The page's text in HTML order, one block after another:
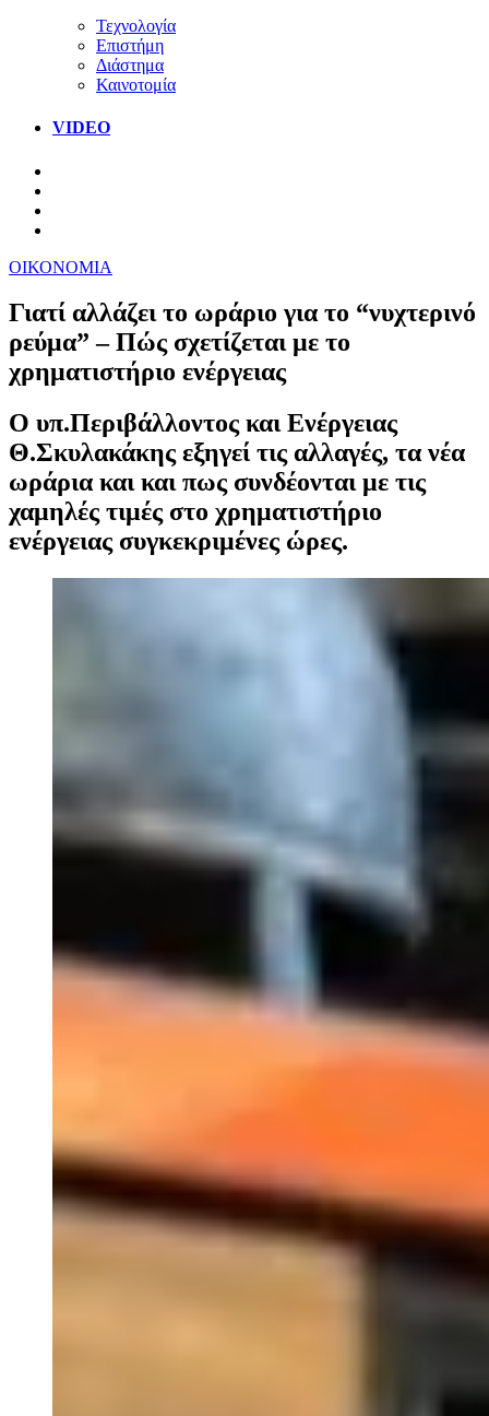
Τεχνολογία
Επιστήμη
Διάστημα
Καινοτομία
VIDEO
ΟΙΚΟΝΟΜΙΑ
Γιατί αλλάζει το ωράριο για το “νυχτερινό
ρεύμα” – Πώς σχετίζεται με το
χρηματιστήριο ενέργειας
Ο υπ.Περιβάλλοντος και Ενέργειας
Θ.Σκυλακάκης εξηγεί τις αλλαγές, τα νέα
ωράρια και και πως συνδέονται με τις
χαμηλές τιμές στο χρηματιστήριο
ενέργειας συγκεκριμένες ώρες.